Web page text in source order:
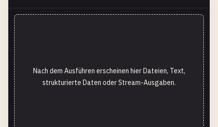
Nach dem Ausführen erscheinen hier Dateien, Text,
strukturierte Daten oder Stream-Ausgaben.